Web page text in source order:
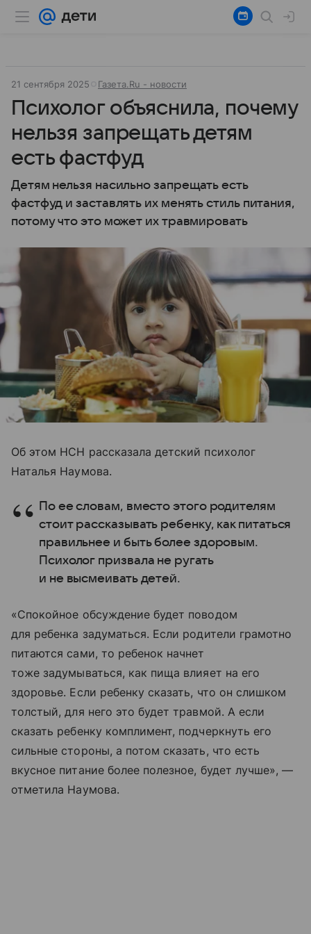
21 сентября 2025 Газета.Ru - новости
Психолог объяснила, почему
нельзя запрещать детям
есть фастфуд
Детям нельзя насильно запрещать есть
фастфуд и заставлять их менять стиль питания,
потому что это может их травмировать
Об этом НСН рассказала детский психолог
Наталья Наумова.
По ее словам, вместо этого родителям
стоит рассказывать ребенку, как питаться
правильнее и быть более здоровым.
Психолог призвала не ругать
и не высмеивать детей.
«Спокойное обсуждение будет поводом
для ребенка задуматься. Если родители грамотно
питаются сами, то ребенок начнет
тоже задумываться, как пища влияет на его
здоровье. Если ребенку сказать, что он слишком
толстый, для него это будет травмой. А если
сказать ребенку комплимент, подчеркнуть его
сильные стороны, а потом сказать, что есть
вкусное питание более полезное, будет лучше», —
отметила Наумова.